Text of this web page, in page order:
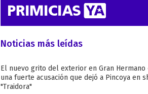
Noticias más leídas
El nuevo grito del exterior en Gran Hermano
una fuerte acusación que dejó a Pincoya en
"Traidora"